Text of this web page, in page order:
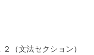
（文法セクション）